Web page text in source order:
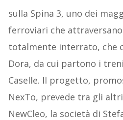
sulla Spina 3, uno dei
ferroviari che
totalmente interrato, che
Dora, da cui partono i
Caselle. Il progetto,
NexTo, prevede tra gli
NewCleo, la società di